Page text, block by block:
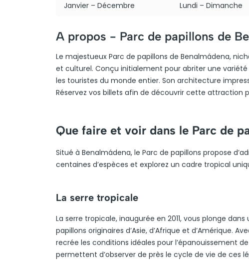
Janvier – Décembre Lundi – Dimanche
A propos - Parc de papillons de
Le majestueux Parc de papillons de Benalmádena,
et culturel. Conçu initialement pour abriter une
les touristes du monde entier. Son architecture
Réservez vos billets afin de découvrir cette attraction
Que faire et voir dans le Parc de
Situé à Benalmádena, le Parc de papillons propose
centaines d’espèces et explorez un cadre tropical
La serre tropicale
La serre tropicale, inaugurée en 2011, vous plonge
papillons originaires d’Asie, d’Afrique et d’Amérique.
recrée les conditions idéales pour l’épanouissement
permettent d’observer de près le cycle de vie de ces